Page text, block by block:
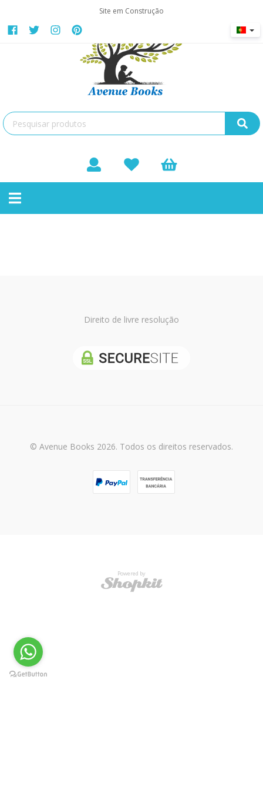
Site em Construção
Toggle
navigation
Publicidade
Direito de livre resolução
© Avenue Books 2026. Todos os direitos reservados.
Powered by